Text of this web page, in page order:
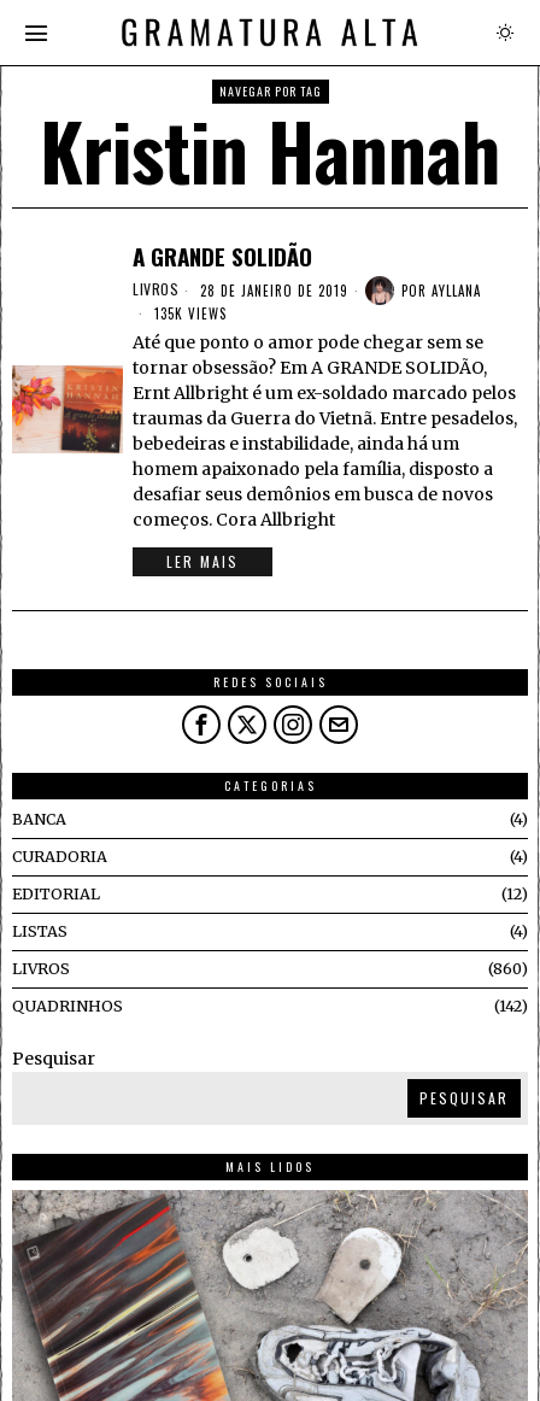
NAVEGAR POR TAG
Kristin Hannah
A GRANDE SOLIDÃO
LIVROS 28 DE JANEIRO DE 2019 POR AYLLANA
135K VIEWS
Até que ponto o amor pode chegar sem se
tornar obsessão? Em A GRANDE SOLIDÃO,
Ernt Allbright é um ex-soldado marcado pelos
traumas da Guerra do Vietnã. Entre pesadelos,
bebedeiras e instabilidade, ainda há um
homem apaixonado pela família, disposto a
desafiar seus demônios em busca de novos
começos. Cora Allbright
LER MAIS
REDES SOCIAIS
CATEGORIAS
BANCA
4
CURADORIA 4
EDITORIAL 12
LISTAS 4
LIVROS 860
QUADRINHOS 142
Pesquisar
PESQUISAR
MAIS LIDOS